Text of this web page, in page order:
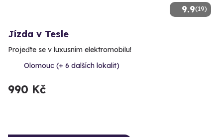
9.9(19)
Jízda v Tesle
Projeďte se v luxusním elektromobilu!
Olomouc (+ 6 dalších lokalit)
990 Kč